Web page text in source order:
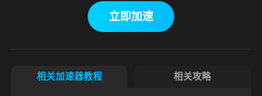
立即加速
相关加速器教程 相关攻略